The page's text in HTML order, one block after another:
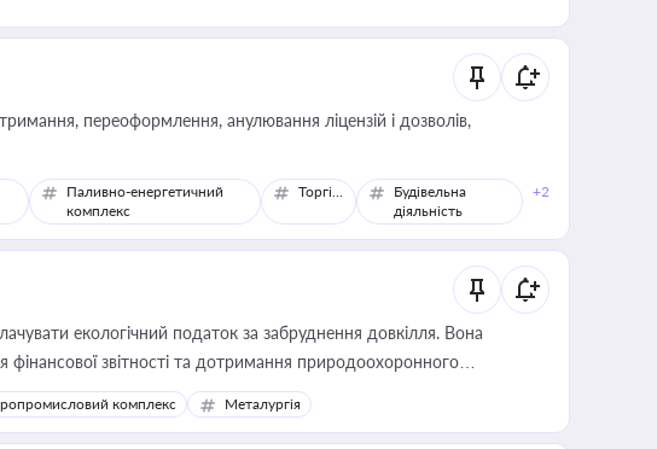
переоформлення, анулювання ліцензій і дозволів,
Паливно-енергетичний
комплекс
Торгівля
Будівельна
діяльність
+2
екологічний податок за забруднення довкілля. Вона
звітності та дотримання природоохоронного
комплекс Металургія